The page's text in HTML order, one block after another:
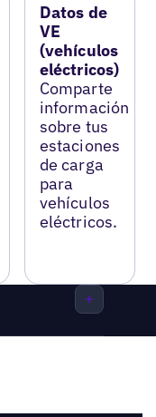
Datos de
VE
(vehículos
eléctricos)
Comparte
información
sobre tus
estaciones
de carga
para
vehículos
eléctricos.